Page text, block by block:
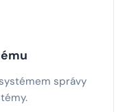
správy